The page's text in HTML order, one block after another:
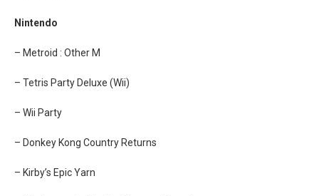
Nintendo
– Metroid : Other M
– Tetris Party Deluxe (Wii)
– Wii Party
– Donkey Kong Country Returns
– Kirby’s Epic Yarn